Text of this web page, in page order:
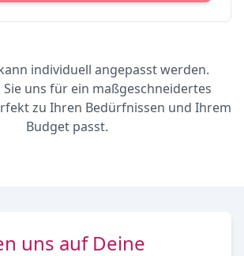
individuell angepasst werden.
uns für ein maßgeschneidertes
zu Ihren Bedürfnissen und Ihrem
Budget passt.
uns auf Deine